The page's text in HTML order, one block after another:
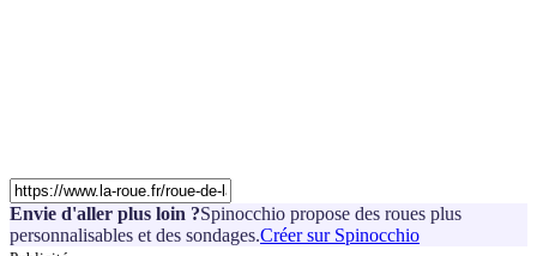
Envie d'aller plus loin ?Spinocchio propose des roues plus
personnalisables et des sondages.Créer sur Spinocchio